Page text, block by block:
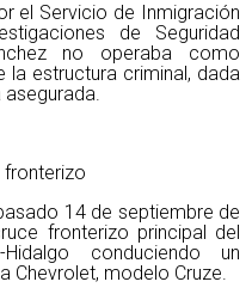
el Servicio de Inmigración
de Seguridad
no operaba como
la estructura criminal, dada
fronterizo
14 de septiembre de
fronterizo principal del
Hidalgo conduciendo un
Chevrolet, modelo Cruze.